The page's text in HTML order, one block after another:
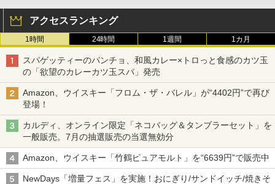
アクセスランキング
1時間 24時間 1週間 1カ月
スパゲッティーのパンチョ、和風カレー×トロっと食感のカツ玉
の「欲望のカレーカツ玉スパ」発売
Amazon、ウイスキー「フロム・ザ・バレル」が“4402円”で再び
登場！
カルディ、オンライン限定「ネコバッグ＆タンブラーセット」を
一般販売。7月の抽選販売の当選無効分
Amazon、ウイスキー「竹鶴ピュアモルト」を“6639円”で販売中
NewDays「増量フェス」を実施！おにぎり/サンドイッチ/焼きそ